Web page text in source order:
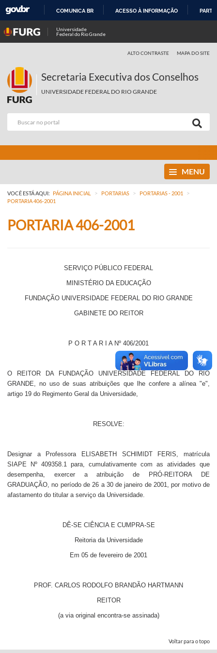
COMUNICA BR ACESSO À INFORMAÇÃO
Universidade
Federal do Rio Grande
ALTO CONTRASTE MAPA DO SITE
Secretaria Executiva dos Conselhos
UNIVERSIDADE FEDERAL DO RIO GRANDE
MENU
VOCÊ ESTÁ AQUI: PÁGINA INICIAL > PORTARIAS > PORTARIAS - 2001 >
PORTARIA 406-2001
PORTARIA 406-2001
SERVIÇO PÚBLICO FEDERAL
MINISTÉRIO DA EDUCAÇÃO
FUNDAÇÃO UNIVERSIDADE FEDERAL DO RIO GRANDE
GABINETE DO REITOR
P O R T A R I A Nº 406/2001
O REITOR DA FUNDAÇÃO UNIVERSIDADE FEDERAL DO RIO
GRANDE, no uso de suas atribuições que lhe confere a alínea "e",
artigo 19 do Regimento Geral da Universidade,
RESOLVE:
Designar a Professora ELISABETH SCHIMIDT FERIS, matrícula
SIAPE Nº 409358.1 para, cumulativamente com as atividades que
desempenha, exercer a atribuição de PRÓ-REITORA DE
GRADUAÇÃO, no período de 26 a 30 de janeiro de 2001, por motivo de
afastamento do titular a serviço da Universidade.
DÊ-SE CIÊNCIA E CUMPRA-SE
Reitoria da Universidade
Em 05 de fevereiro de 2001
PROF. CARLOS RODOLFO BRANDÃO HARTMANN
REITOR
(a via original encontra-se assinada)
Voltar para o topo